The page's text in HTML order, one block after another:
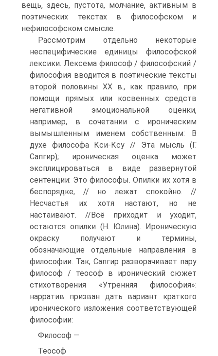
вещь, здесь, пустота, молчание, активным в
поэтических текстах в философском и
нефилософском смысле.
Рассмотрим отдельно некоторые
неспецифические единицы философской
лексики. Лексема философ / философский /
философия вводится в поэтические тексты
второй половины ХХ в., как правило, при
помощи прямых или косвенных средств
негативной эмоциональной оценки,
например, в сочетании с ироническим
вымышленным именем собственным: В
духе философа Кси-Ксу // Эта мысль (Г.
Сапгир); ироническая оценка может
эксплицироваться в виде развернутой
сентенции: Это философы. Опилки их хотя в
беспорядке, // но лежат спокойно. //
Несчастья их хотя настают, но не
настаивают. //Всё приходит и уходит,
остаются опилки (Н. Юлина). Ироническую
окраску получают и термины,
обозначающие отдельные направления в
философии. Так, Сапгир разворачивает пару
философ / теософ в иронический сюжет
стихотворения «Утренняя философия»:
нарратив призван дать вариант краткого
иронического изложения соответствующей
философии:
Философ —
Теософ